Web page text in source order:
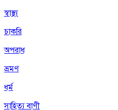
স্বাস্থ্য
চাকরি
অপরাধ
ভ্রমণ
ধর্ম
সাহিত্য বাণী